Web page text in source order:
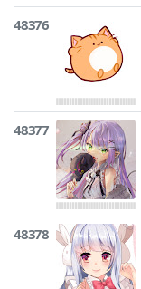
48376
48377
48378